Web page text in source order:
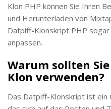
Klon PHP können Sie Ihren
und Herunterladen von
Datpiff-Klonskript PHP
anpassen.
Warum sollten
Klon verwenden?
Das Datpiff-Klonskript ist